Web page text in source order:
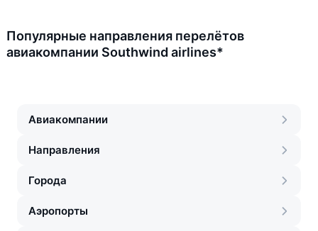
Популярные направления перелётов
авиакомпании Southwind airlines*
Авиакомпании
Направления
Города
Аэропорты